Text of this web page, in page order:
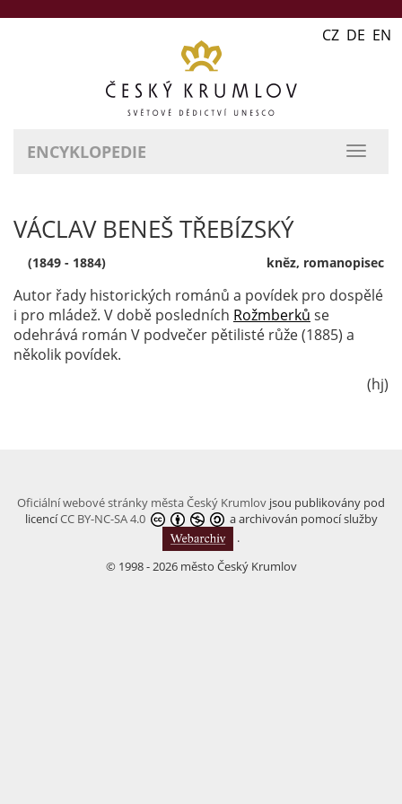
CZ DE EN
ENCYKLOPEDIE
VÁCLAV BENEŠ TŘEBÍZSKÝ
(1849 - 1884) kněz, romanopisec
Autor řady historických románů a povídek pro dospělé
i pro mládež. V době posledních Rožmberků se
odehrává román V podvečer pětilisté růže (1885) a
několik povídek.
(hj)
Oficiální webové stránky města Český Krumlov jsou publikovány pod
licencíCC BY-NC-SA 4.0
a archivován pomocí služby
.
© 1998 - 2026 město Český Krumlov